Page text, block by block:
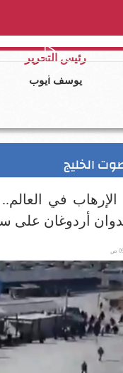
رئيس التحرير
يوسف ايوب
الخليج
في
أردوغان على